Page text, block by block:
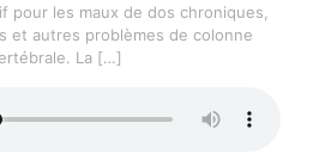
pour les maux de dos chroniques,
et autres problèmes de colonne
La […]